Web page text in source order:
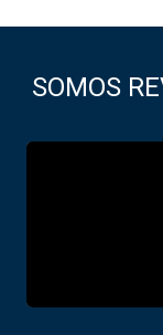
SOMOS